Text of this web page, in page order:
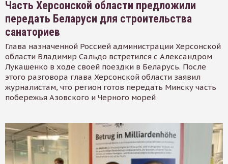
Часть Херсонской области предложили
передать Беларуси для строительства
санаториев
Глава назначенной Россией администрации Херсонской
области Владимир Сальдо встретился с Александром
Лукашенко в ходе своей поездки в Беларусь. После
этого разговора глава Херсонской области заявил
журналистам, что регион готов передать Минску часть
побережья Азовского и Черного морей